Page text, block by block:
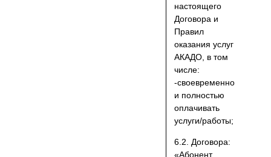
настоящего
Договора и
Правил
оказания услуг
АКАДО, в том
числе:
-своевременно
и полностью
оплачивать
услуги/работы;
6.2. Договора:
«Абонент